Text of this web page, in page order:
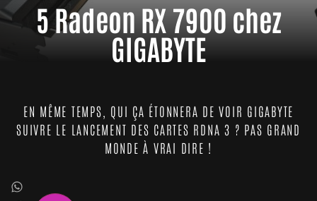
5 Radeon RX 7900 chez
GIGABYTE
EN MÊME TEMPS, QUI ÇA ÉTONNERA DE VOIR GIGABYTE
SUIVRE LE LANCEMENT DES CARTES RDNA 3 ? PAS GRAND
MONDE À VRAI DIRE !